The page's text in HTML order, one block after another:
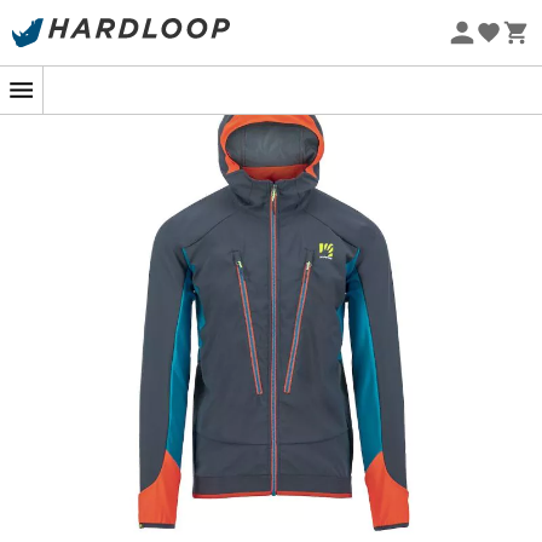
Promos d'été 🔥 -5 % EXTRA dès 2 produits* code Summer5
-5% Extra - Code Summer5
Une veste qui ne manque pas de souffle